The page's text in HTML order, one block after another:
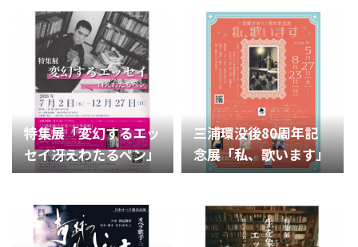
を開催します。
特集展「変幻するエッ
セイ――冴えわたるペン」
三浦環没後80周年記
念展「私、歌います」